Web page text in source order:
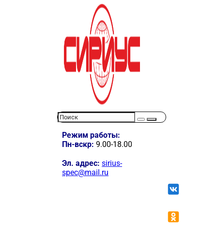
Режим работы:
Пн-вскр: 9.00-18.00
Эл. адрес: sirius-
spec@mail.ru